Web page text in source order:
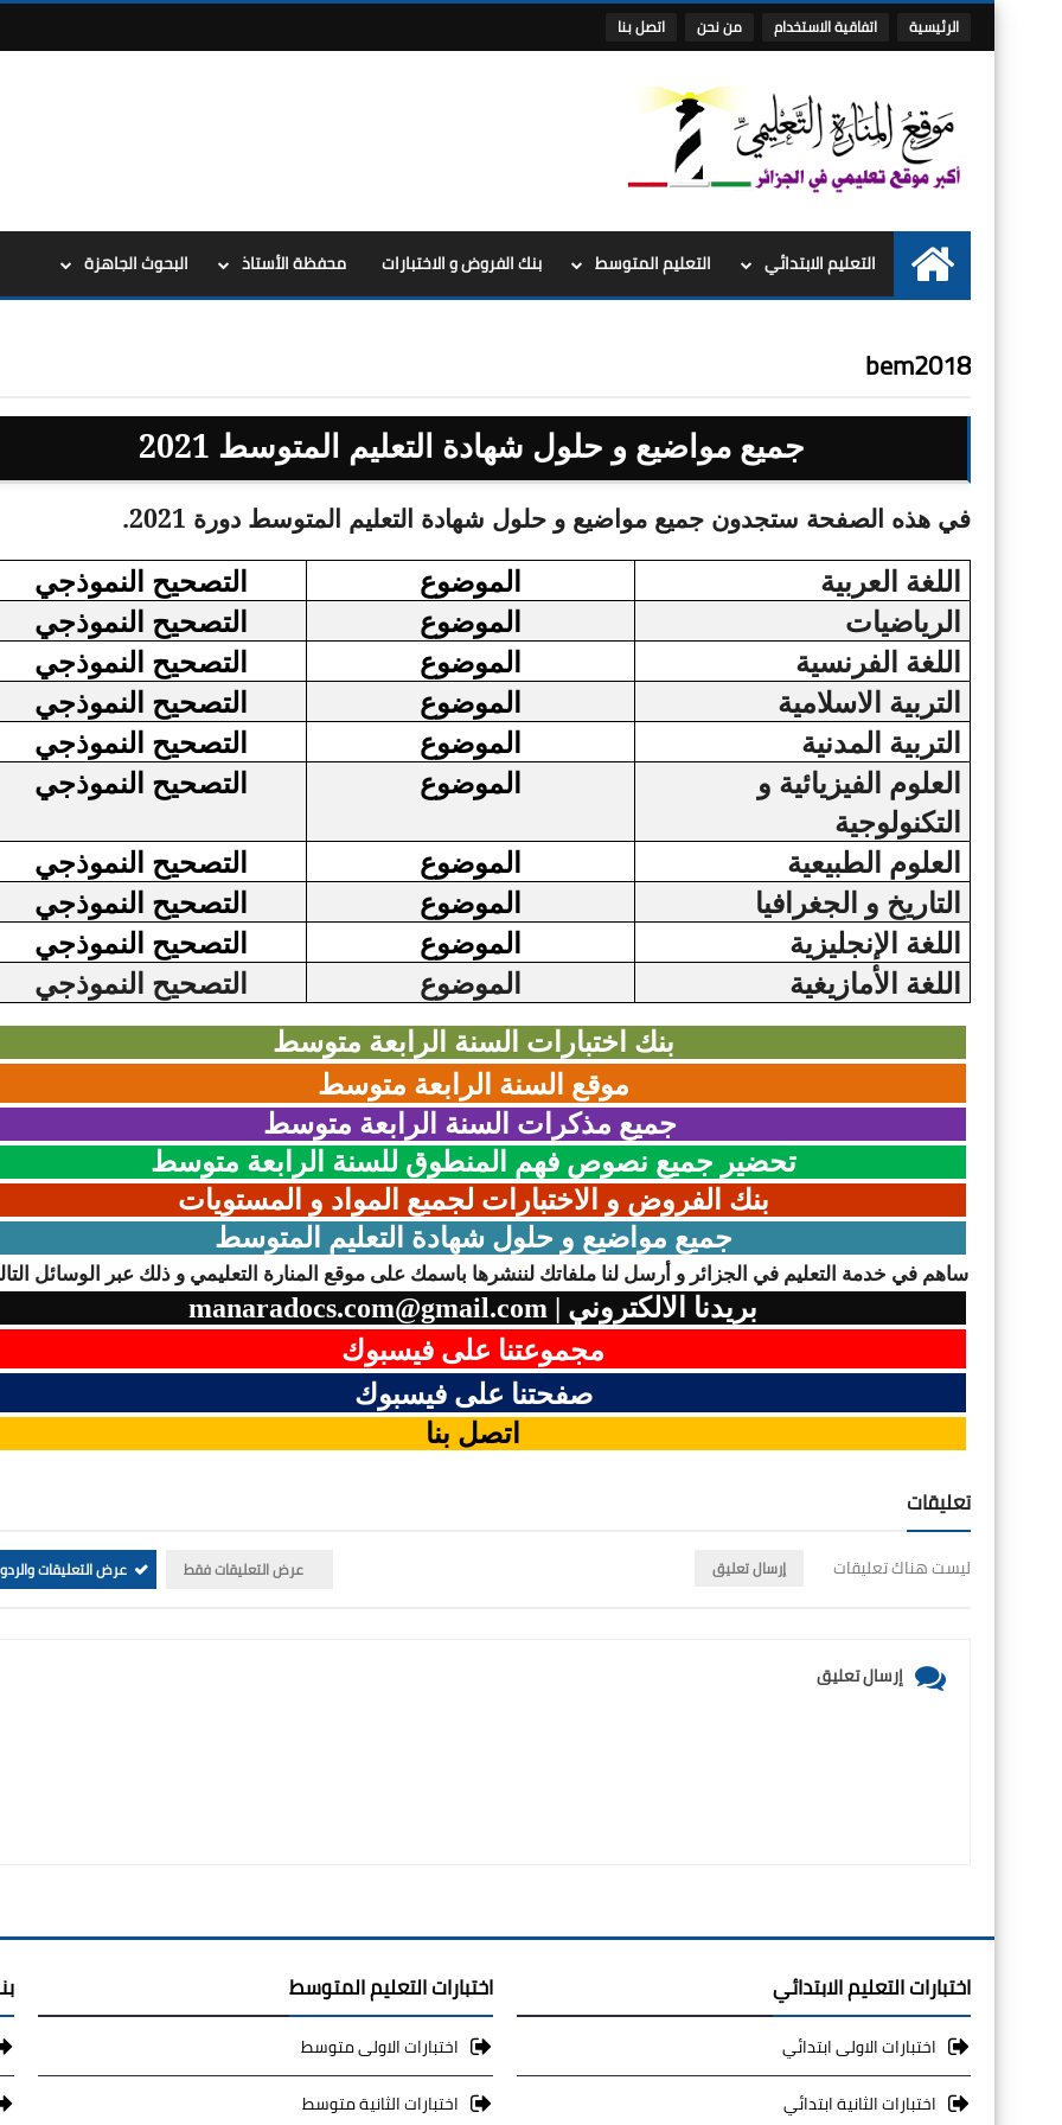
الرئيسية اتفاقية الاستخدام من نحن اتصل بنا
الرئيسية
التعليم الابتدائي التعليم المتوسط بنك الفروض و الاختبارات محفظة الأستاذ البحوث الجاهزة
bem2018
جميع مواضيع و حلول شهادة التعليم المتوسط 2021
في هذه الصفحة ستجدون جميع مواضيع و حلول شهادة التعليم المتوسط دورة 2021.
اللغة العربية الموضوع التصحيح النموذجي
الرياضيات الموضوع التصحيح النموذجي
اللغة الفرنسية الموضوع التصحيح النموذجي
التربية الاسلامية الموضوع التصحيح النموذجي
التربية المدنية الموضوع التصحيح النموذجي
العلوم الفيزيائية و
التكنولوجية
الموضوع التصحيح النموذجي
العلوم الطبيعية الموضوع التصحيح النموذجي
التاريخ و الجغرافيا الموضوع التصحيح النموذجي
اللغة الإنجليزية الموضوع التصحيح النموذجي
اللغة الأمازيغية الموضوع التصحيح النموذجي
بنك اختبارات السنة الرابعة متوسط
موقع السنة الرابعة متوسط
جميع مذكرات السنة الرابعة متوسط
تحضير جميع نصوص فهم المنطوق للسنة الرابعة متوسط
بنك الفروض و الاختبارات لجميع المواد و المستويات
جميع مواضيع و حلول شهادة التعليم المتوسط
ساهم في خدمة التعليم في الجزائر و أرسل لنا ملفاتك لننشرها باسمك على موقع المنارة التعليمي و ذلك عبر الوسائل
بريدنا الالكتروني manaradocs.com@gmail.com |
مجموعتنا على فيسبوك
صفحتنا على فيسبوك
اتصل بنا
تعليقات
ليست هناك تعليقات إرسال تعليق عرض التعليقات فقط عرض التعليقات
إرسال تعليق
اختبارات التعليم الابتدائي
اختبارات الاولى ابتدائي
اختبارات الثانية ابتدائي
اختبارات التعليم المتوسط
اختبارات الاولى متوسط
اختبارات الثانية متوسط